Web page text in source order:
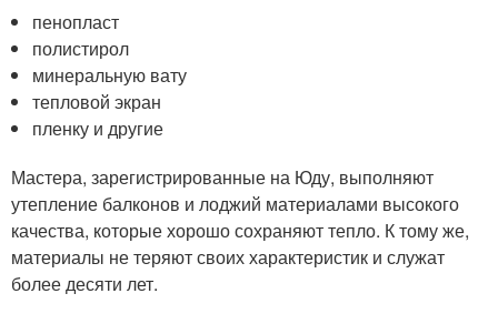
пенопласт
полистирол
минеральную вату
тепловой экран
пленку и другие
Мастера, зарегистрированные на Юду, выполняют
утепление балконов и лоджий материалами высокого
качества, которые хорошо сохраняют тепло. К тому же,
материалы не теряют своих характеристик и служат
более десяти лет.